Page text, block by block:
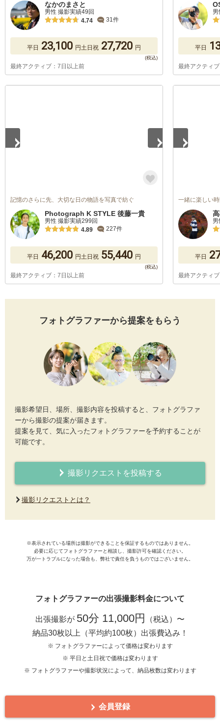
なかのまさと
男性 撮影実績49回
4.74
31件
平日 23,100 円土日祝 27,720 円
最終アクティブ：7日以上前
平日
最終アクティ
記憶のさらに先、大切な日の物語を写真で紡ぐ
Photograph K STYLE 後藤一貴
男性 撮影実績299回
4.89
227件
平日 46,200 円土日祝 55,440 円
最終アクティブ：7日以上前
一緒に楽しい
男
平日
最終アクティ
フォトグラファーから提案をもらう
撮影希望日、場所、撮影内容を投稿すると、フォトグラファ
ーから撮影の提案が届きます。
提案を見て、気に入ったフォトグラファーを予約することが
可能です。
撮影リクエストを投稿する
撮影リクエストとは？
※表示されている場所は撮影ができることを保証するものではありません。
必要に応じてフォトグラファーと相談し、撮影許可を確認ください。
万が一トラブルになった場合も、弊社で責任を負うものではございません。
フォトグラファーの出張撮影料金について
出張撮影が 50分 11,000円
（税込）〜
納品30枚以上（平均約100枚）出張費込み！
※ フォトグラファーによって価格は変わります
※ 平日と土日祝で価格は変わります
※ フォトグラファーや撮影状況によって、納品枚数は変わります
会員登録